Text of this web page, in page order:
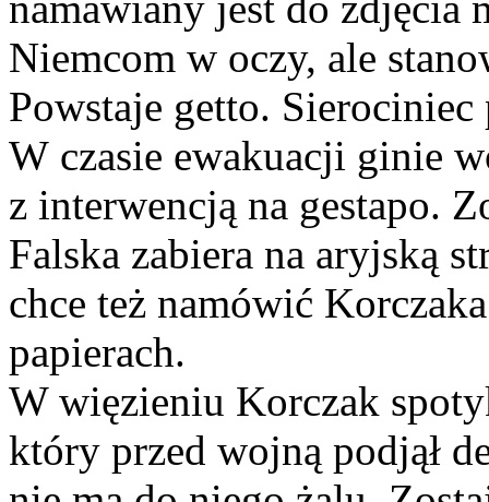
Niemcom w oczy, ale
Powstaje getto.
W czasie ewakuacji ginie
z interwencją na gestapo.
Falska zabiera na aryjską
chce też namówić
papierach.
W więzieniu Korczak
który przed wojną podjął